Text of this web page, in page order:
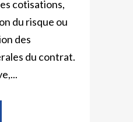
cotisations,
du risque ou
des
du contrat.